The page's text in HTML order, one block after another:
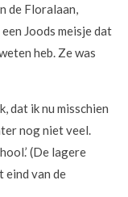
de Floralaan,
Joods meisje dat
heb. Ze was
dat ik nu misschien
nog niet veel.
(De lagere
eind van de